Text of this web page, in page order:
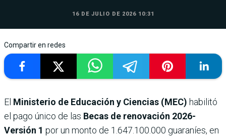
16 DE JULIO DE 2026 10:31
Compartir en redes
El Ministerio de Educación y Ciencias (MEC) habilitó
el pago único de las Becas de renovación 2026-
Versión 1 por un monto de 1.647.100.000 guaraníes, en